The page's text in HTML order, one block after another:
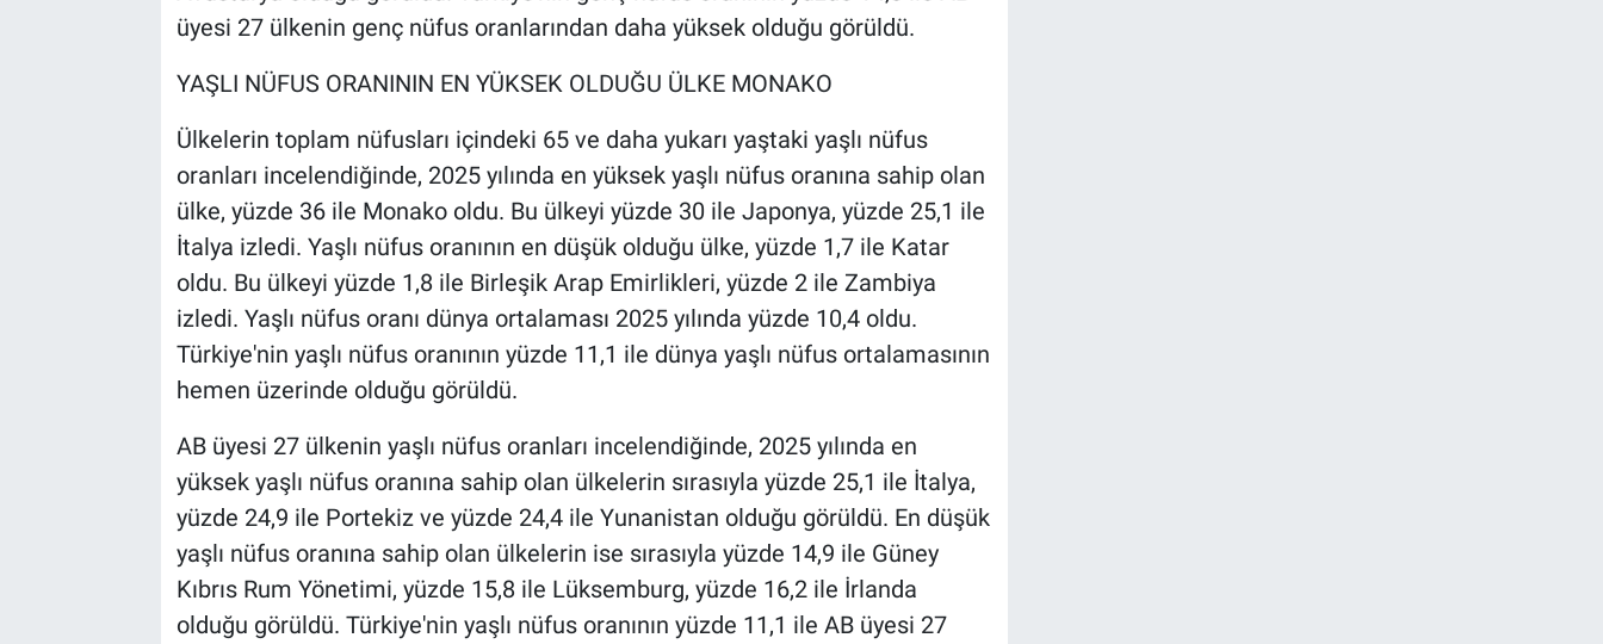
üyesi 27 ülkenin genç nüfus oranlarından daha yüksek olduğu görüldü.
YAŞLI NÜFUS ORANININ EN YÜKSEK OLDUĞU ÜLKE MONAKO
Ülkelerin toplam nüfusları içindeki 65 ve daha yukarı yaştaki yaşlı nüfus
oranları incelendiğinde, 2025 yılında en yüksek yaşlı nüfus oranına sahip olan
ülke, yüzde 36 ile Monako oldu. Bu ülkeyi yüzde 30 ile Japonya, yüzde 25,1 ile
İtalya izledi. Yaşlı nüfus oranının en düşük olduğu ülke, yüzde 1,7 ile Katar
oldu. Bu ülkeyi yüzde 1,8 ile Birleşik Arap Emirlikleri, yüzde 2 ile Zambiya
izledi. Yaşlı nüfus oranı dünya ortalaması 2025 yılında yüzde 10,4 oldu.
Türkiye'nin yaşlı nüfus oranının yüzde 11,1 ile dünya yaşlı nüfus ortalamasının
hemen üzerinde olduğu görüldü.
AB üyesi 27 ülkenin yaşlı nüfus oranları incelendiğinde, 2025 yılında en
yüksek yaşlı nüfus oranına sahip olan ülkelerin sırasıyla yüzde 25,1 ile İtalya,
yüzde 24,9 ile Portekiz ve yüzde 24,4 ile Yunanistan olduğu görüldü. En düşük
yaşlı nüfus oranına sahip olan ülkelerin ise sırasıyla yüzde 14,9 ile Güney
Kıbrıs Rum Yönetimi, yüzde 15,8 ile Lüksemburg, yüzde 16,2 ile İrlanda
olduğu görüldü. Türkiye'nin yaşlı nüfus oranının yüzde 11,1 ile AB üyesi 27